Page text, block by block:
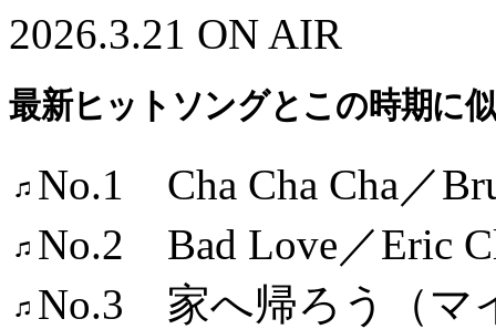
2026.3.21 ON AIR
最新ヒットソングとこの時期に
No.1 Cha Cha Cha／
No.2 Bad Love／Eric
No.3 家へ帰ろう（マ